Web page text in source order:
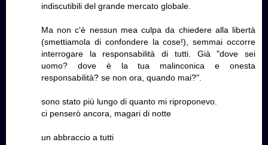
indiscutibili del grande mercato globale.
Ma non c'è nessun mea culpa da chiedere alla libertà
(smettiamola di confondere la cose!), semmai occorre
interrogare la responsabilità di tutti. Già "dove sei
uomo? dove è la tua malinconica e onesta
responsabilità? se non ora, quando mai?".
sono stato più lungo di quanto mi riproponevo.
ci penserò ancora, magari di notte
un abbraccio a tutti